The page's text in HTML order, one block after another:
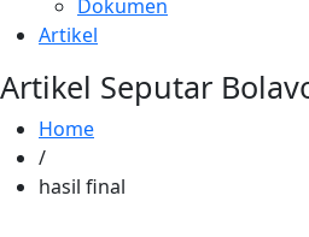
Dokumen
Artikel
Artikel Seputar
Home
/
hasil final